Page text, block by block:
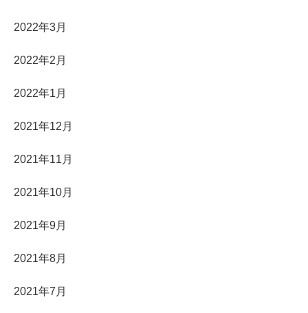
2022年3月
2022年2月
2022年1月
2021年12月
2021年11月
2021年10月
2021年9月
2021年8月
2021年7月